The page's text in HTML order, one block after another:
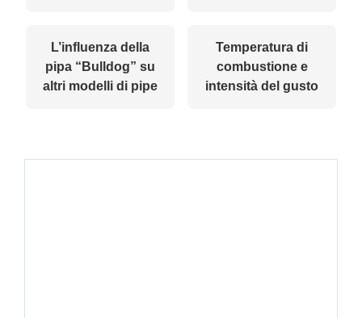
L’influenza della
pipa “Bulldog” su
altri modelli di pipe
Temperatura di
combustione e
intensità del gusto